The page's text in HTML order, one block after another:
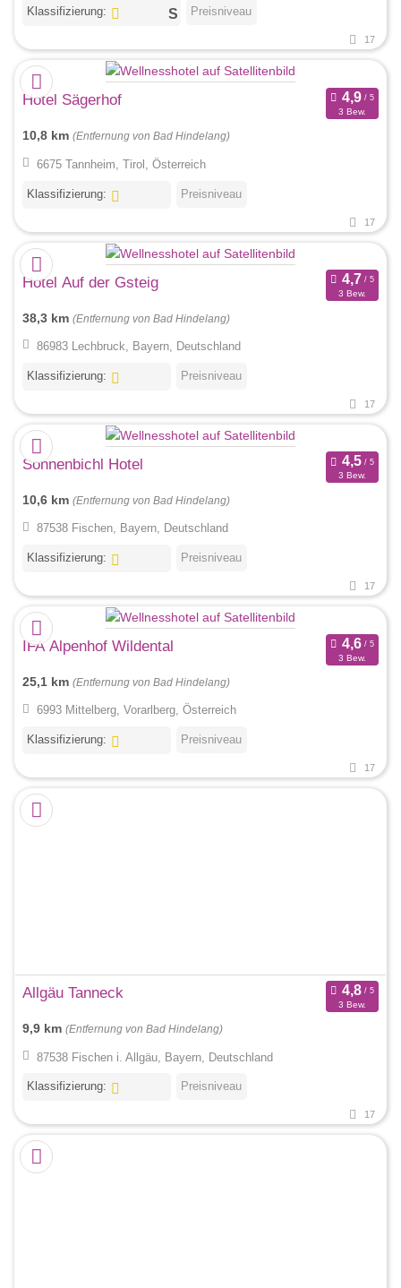
Klassifizierung: Preisniveau
17
Hotel Sägerhof
3 Bew.
10,8 km (Entfernung von Bad Hindelang)
6675 Tannheim, Tirol, Österreich
Klassifizierung: Preisniveau
17
Hotel Auf der Gsteig
3 Bew.
38,3 km (Entfernung von Bad Hindelang)
86983 Lechbruck, Bayern, Deutschland
Klassifizierung: Preisniveau
17
Sonnenbichl Hotel
3 Bew.
10,6 km (Entfernung von Bad Hindelang)
87538 Fischen, Bayern, Deutschland
Klassifizierung: Preisniveau
17
IFA Alpenhof Wildental
3 Bew.
25,1 km (Entfernung von Bad Hindelang)
6993 Mittelberg, Vorarlberg, Österreich
Klassifizierung: Preisniveau
17
Allgäu Tanneck
3 Bew.
9,9 km (Entfernung von Bad Hindelang)
87538 Fischen i. Allgäu, Bayern, Deutschland
Klassifizierung: Preisniveau
17